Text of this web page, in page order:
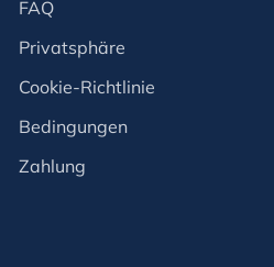
FAQ
Privatsphäre
Cookie-Richtlinie
Bedingungen
Zahlung